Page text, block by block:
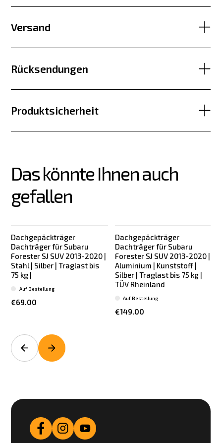
Versand
Rücksendungen
Produktsicherheit
Das könnte Ihnen auch
gefallen
Dachgepäckträger
Dachträger für Subaru
Forester SJ SUV 2013-2020 |
Stahl | Silber | Traglast bis
75 kg |
€69.00
Auf Bestellung
Dachgepäckträger
Dachträger für Subaru
Forester SJ SUV 2013-2020 |
Aluminium | Kunststoff |
Silber | Traglast bis 75 kg |
TÜV Rheinland
€149.00
Auf Bestellung